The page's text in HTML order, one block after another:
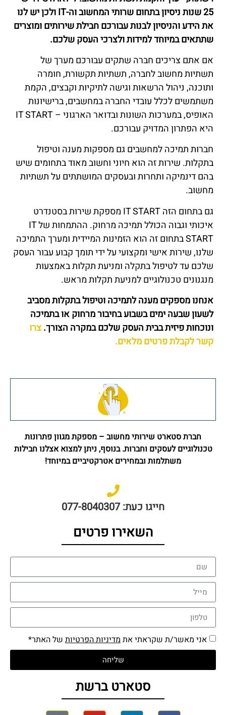
25 שנות ניסיון בתחום שרותי המחשוב וה-IT ולכן יש לנו
את הידע והניסיון לבנות עבורכם חבילת שירותים ומוצרים
שתתאים במיוחד למידות ולצרכי העסק שלכם.
אם אתם צריכים חברה שתקים עבורכם מערך של
תשתיות מחשוב לחברה, תשתיות תקשורת, חומרה
ותוכנה, ניהול הרשאות וגישה לתיקיות וקבצים, הקמת
משתמשים לכלל עובדי החברה במחשבים, ברישיונות
האופיס, במערכות השונות ובדואר הארגוני – IT START
היא הפתרון המדויק עבורכם.
חברות תמיכה למחשבים גם מספקות מענה וטיפול
בתקלות. שירות זה הוא חיוני וחשוב מאוד בתחומים שיש
בהם דינמיקה ותחרות ובעסקים המושתתים על תשתיות
מחשוב.
גם בתחום הזה IT START מספקת שירות בסטנדרט
איכותי וגבוה הכולל תמיכה מרחוק. ההתמחות של IT
START בתחום זה הוא הזמינות המיידית ומערך התמיכה
שלנו, שירות אישי ומקצועי על ידי תומך קבוע עבור העסק
שלכם עד לטיפול בתקלה ומניעת תקלות באמצעות
מנגנונים טכנולוגיים למניעת תקלות מראש.
אנחנו מספקים מענה לתמיכה וטיפול בתקלות מסביב
לשעון שבעה ימים בשבוע בחיבור מרחוק או בתמיכה
ונוכחות פיזית בבית העסק שלכם במקרה הצורך.צרו
קשר לקבלת פרטים מלאים.
חברת סטארט שירותי מחשוב – מספקת מגוון פתרונות
טכנולוגיים לעסקים וחברות. בנוסף, ניתן למצוא אצלנו חבילות
משתלמות ובמחירים אטרקטיביים במיוחד!
חייגו כעת: 077-8040307
השאירו פרטים
אני מאשר/ת שקראתי את מדיניות הפרטיות של האתר*
שליחה
סטארט ברשת